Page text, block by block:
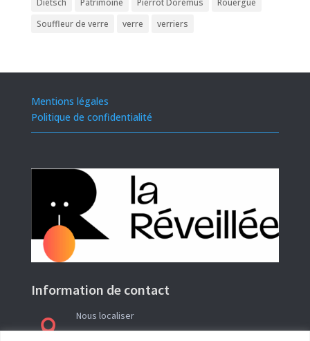
Dietsch
Patrimoine Pierrot Dorémus
Rouergue
Souffleur de verre
verre verriers
Mentions légales
Politique de confidentialité
Information de contact

Nous localiser
Le siège social de l’association La Réveillée se